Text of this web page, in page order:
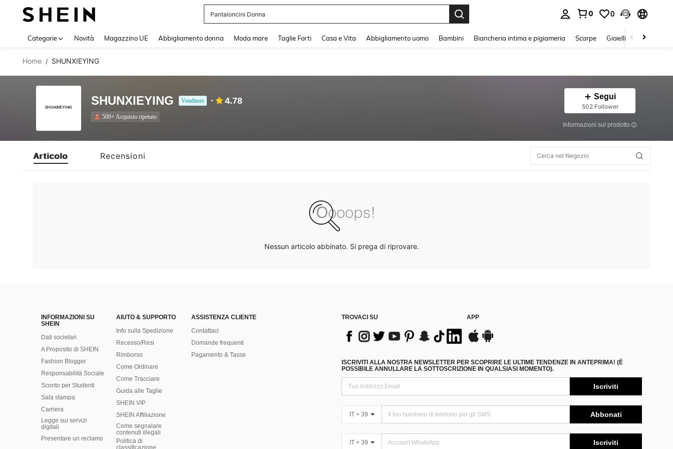
Pantaloncini Donna
0 0
Categorie Novità Magazzino UE Abbigliamento donna Moda mare Taglie Forti Casa e Vita Abbigliamento uomo Bambini Biancheria intima e pigiameria Scarpe Gioielli E Accessori
Home / SHUNXIEYING
SHUNXIEYING Venditore 4.78
500+ Acquisto ripetuto
Segui
502 Follower
Informazioni sul prodotto
Articolo Recensioni
Nessun articolo abbinato. Si prega di riprovare.
INFORMAZIONI SU
SHEIN
Dati societari
A Proposito di SHEIN
Fashion Blogger
Responsabilità Sociale
Sconto per Studenti
Sala stampa
Carriera
Legge sui servizi
digitali
Presentare un reclamo
AIUTO & SUPPORTO
Info sulla Spedizione
Recesso/Resi
Rimborso
Come Ordinare
Come Tracciare
Guida alle Taglie
SHEIN VIP
SHEIN Affiliazione
Come segnalare
contenuti illegali
Politica di
classificazione
ASSISTENZA CLIENTE
Contattaci
Domande frequenti
Pagamento & Tasse
TROVACI SU APP
ISCRIVITI ALLA NOSTRA NEWSLETTER PER SCOPRIRE LE ULTIME TENDENZE IN ANTEPRIMA! (È
POSSIBILE ANNULLARE LA SOTTOSCRIZIONE IN QUALSIASI MOMENTO).
Iscriviti
IT + 39 Abbonati
IT + 39 Iscriviti